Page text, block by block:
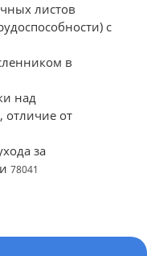
листов
с
в
над
отличие от
за
78041